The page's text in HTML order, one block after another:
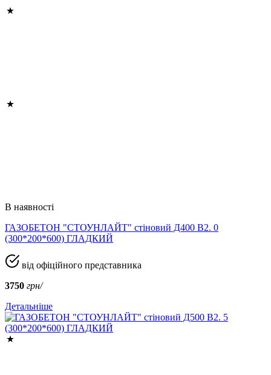
В наявності
ГАЗОБЕТОН "СТОУНЛАЙТ" стіновий Д400 В2. 0
(300*200*600) ГЛАДКИЙ
від офіційного представника
3750 грн/
Детальніше